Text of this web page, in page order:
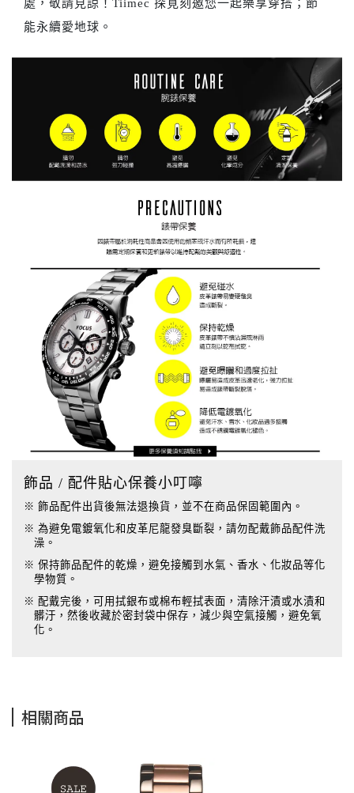
處，敬請見諒！Tiimec 探覓刻邀您一起樂享穿搭；節
能永續愛地球。
飾品 / 配件貼心保養小叮嚀
※ 飾品配件出貨後無法退換貨，並不在商品保固範圍內。
※ 為避免電鍍氧化和皮革尼龍發臭斷裂，請勿配戴飾品配件洗
澡。
※ 保持飾品配件的乾燥，避免接觸到水氣、香水、化妝品等化
學物質。
※ 配戴完後，可用拭銀布或棉布輕拭表面，清除汗漬或水漬和
髒汙，然後收藏於密封袋中保存，減少與空氣接觸，避免氧
化。
相關商品